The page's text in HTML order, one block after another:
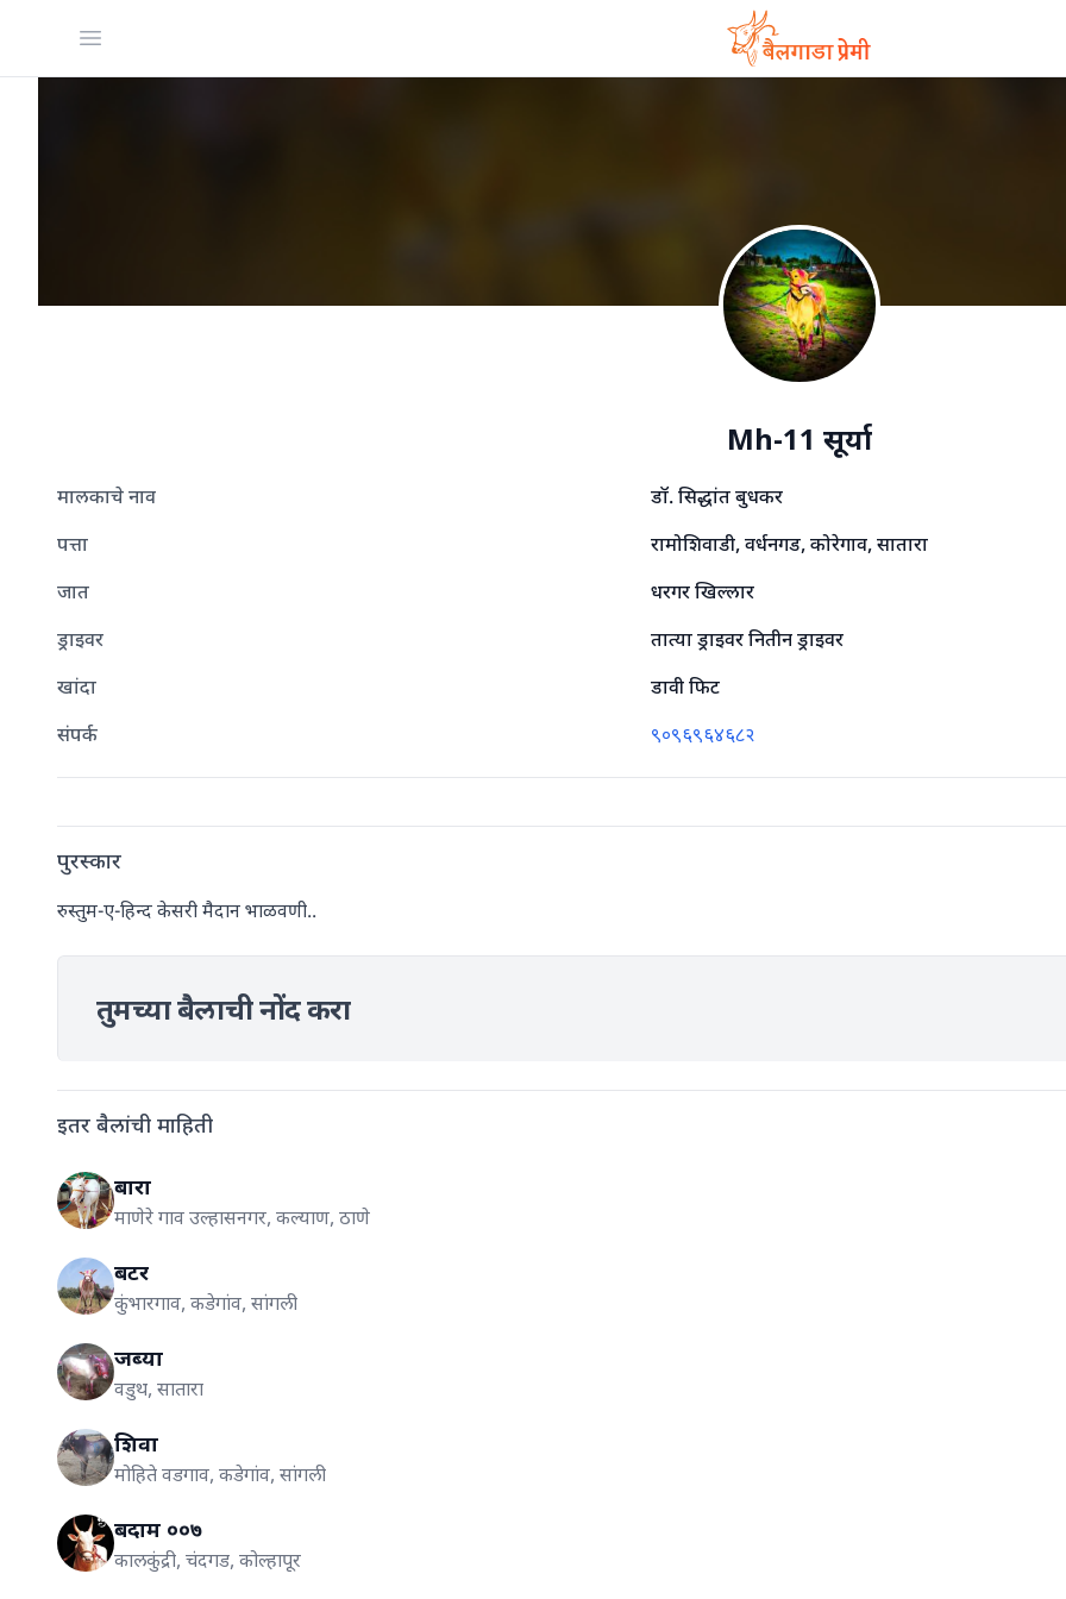
Open menu
Mh-11 सूर्या
मालकाचे नाव
डॉ. सिद्धांत बुधकर
पत्ता
रामोशिवाडी, वर्धनगड, कोरेगाव, सातारा
जात
धरगर खिल्लार
ड्राइवर
तात्या ड्राइवर नितीन ड्राइवर
खांदा
डावी फिट
संपर्क
९०९६९६४६८२
पुरस्कार
रुस्तुम-ए-हिन्द केसरी मैदान भाळवणी..
तुमच्या बैलाची नोंद करा
इतर बैलांची माहिती
बारा
माणेरे गाव उल्हासनगर, कल्याण, ठाणे
बटर
कुंभारगाव, कडेगांव, सांगली
जब्या
वडुथ, सातारा
शिवा
मोहिते वडगाव, कडेगांव, सांगली
बदाम ००७
कालकुंद्री, चंदगड, कोल्हापूर